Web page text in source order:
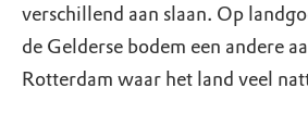
verschillend aan slaan. Op
de Gelderse bodem een andere
Rotterdam waar het land veel